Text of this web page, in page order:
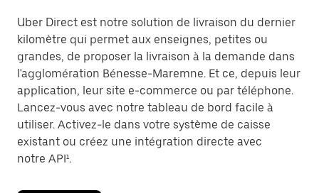
Uber Direct est notre solution de livraison du dernier
kilomètre qui permet aux enseignes, petites ou
grandes, de proposer la livraison à la demande dans
l'agglomération Bénesse-Maremne. Et ce, depuis leur
application, leur site e-commerce ou par téléphone.
Lancez-vous avec notre tableau de bord facile à
utiliser. Activez-le dans votre système de caisse
existant ou créez une intégration directe avec
notre API¹.